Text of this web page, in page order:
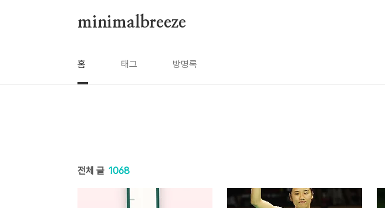
minimalbreeze
홈 태그 방명록
전체 글 1068